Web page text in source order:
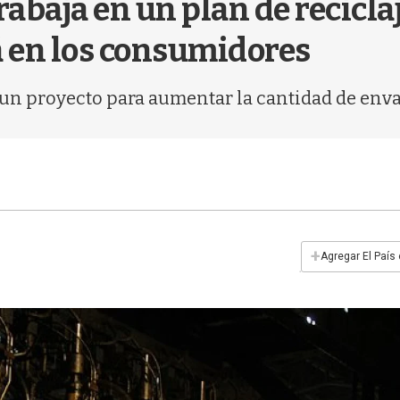
en un plan de
los consumidores
proyecto para aumentar la cantidad de
+Agregar El País